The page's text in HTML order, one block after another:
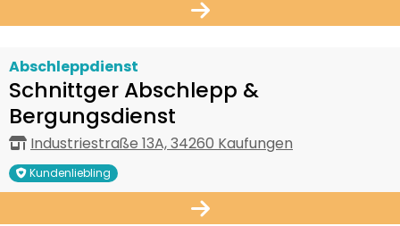
Abschleppdienst
Schnittger Abschlepp &
Bergungsdienst
Industriestraße 13A, 34260 Kaufungen
Kundenliebling